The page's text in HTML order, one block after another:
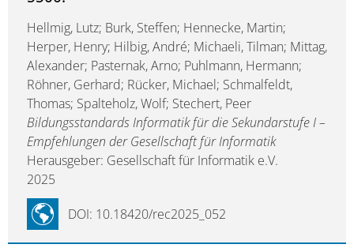
Hellmig, Lutz; Burk, Steffen; Hennecke, Martin;
Herper, Henry; Hilbig, André; Michaeli, Tilman; Mittag,
Alexander; Pasternak, Arno; Puhlmann, Hermann;
Röhner, Gerhard; Rücker, Michael; Schmalfeldt,
Thomas; Spalteholz, Wolf; Stechert, Peer
Bildungsstandards Informatik für die Sekundarstufe I –
Empfehlungen der Gesellschaft für Informatik
Herausgeber: Gesellschaft für Informatik e.V.
2025
DOI: 10.18420/rec2025_052